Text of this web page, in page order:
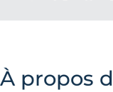
À propos